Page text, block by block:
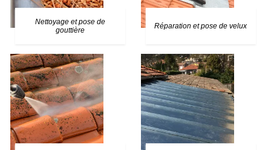
Nettoyage et pose de
gouttière
Réparation et pose de velux